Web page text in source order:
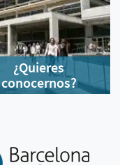
¿Quieres
conocernos?